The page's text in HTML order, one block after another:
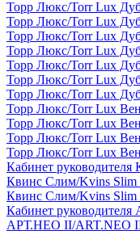
Торр Люкс/Torr Lux
Торр Люкс/Torr Lux
Торр Люкс/Torr Lux
Торр Люкс/Torr Lux
Торр Люкс/Torr Lux
Торр Люкс/Torr Lux
Торр Люкс/Torr Lux
Торр Люкс/Torr Lux
Торр Люкс/Torr Lux
Торр Люкс/Torr Lux
Торр Люкс/Torr Lux
Кабинет
Квинс Слим/Kvins
Квинс Слим/Kvins Slim
Кабинет
АРТ.НЕО II/ART.NEO